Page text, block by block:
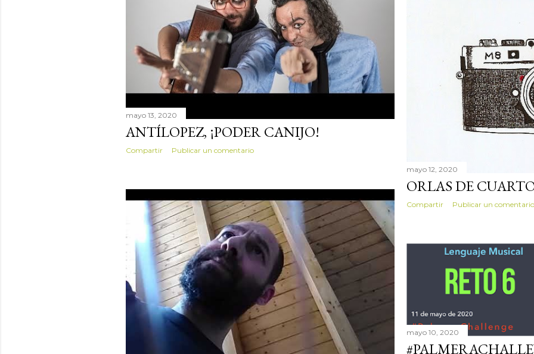
mayo 13, 2020
ANTÍLOPEZ, ¡PODER CANIJO!
Compartir Publicar un comentario
mayo 12, 2020
ORLAS DE
Compartir Publicar un comentario
mayo 10, 2020